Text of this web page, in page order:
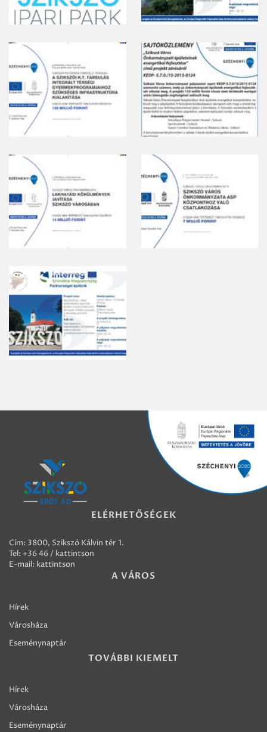
ELÉRHETŐSÉGEK
Cím: 3800, Szikszó Kálvin tér 1.
Tel: +36 46 / kattintson
E-mail: kattintson
A VÁROS
Hírek
Városháza
Eseménynaptár
TOVÁBBI KIEMELT
Hírek
Városháza
Eseménynaptár